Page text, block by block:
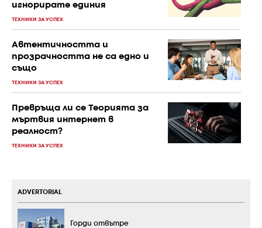
игнорирате единия
ТЕХНИКИ ЗА УСПЕХ
Автентичността и
прозрачността не са едно и
също
ТЕХНИКИ ЗА УСПЕХ
Превръща ли се Теорията за
мъртвия интернет в
реалност?
ТЕХНИКИ ЗА УСПЕХ
ADVERTORIAL
Горди отвътре